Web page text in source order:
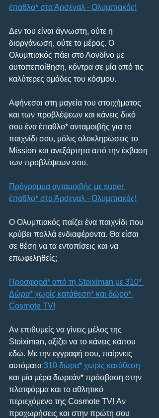
έπαθλο* στο Άρσεναλ - Ολυμπιακός!
Δεν του είναι άγνωστη, ούτε η
διοργάνωση, ούτε το μέρος. Ο
Ολυμπιακός πάει στο Λονδίνο με
αυτοπεποίθηση, κόντρα σε μία από τις
καλύτερες ομάδες του κόσμου.
Αφήνεσαι στη μαγεία του στοιχήματος
και των προβλέψεων και κάνεις δικό
σου ένα έπαθλο* ανταμοιβής για το
παιχνίδι σου, μόλις ολοκληρώσεις το
Mission και ανεξάρτητα από την έκβαση
των προβλέψεων σου.
Πρόγραμμα ανταμοιβής με super
έπαθλο* στο Άρσεναλ - Ολυμπιακός!
Ο Ολυμπιακός παίζει ένα παιχνίδι που
κρύβει πολλά ενδιαφέροντα. Θα είσαι
σε θέση να τα εντοπίσεις και να
επωφεληθείς;
Προσφορά* από τη Stoiximan με 310*
Δώρα* χωρίς κατάθεση* και δώρο*
Cosmote TV!
Αν επιθυμείς να γίνεις μέλος της
Stoiximan, αξίζει να το κάνεις κάπου
εδώ. Με την εγγραφή σου, παίρνεις
αυτόματα 310 δώρα* χωρίς κατάθεση
και μία μέρα δωρεάν* πρόσβαση στην
πλατφόρμα και το αθλητικό
περιεχόμενο της Cosmote TV! Αν
προχωρήσεις και στην πρώτη σου